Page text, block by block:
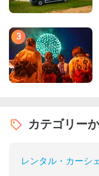
3
カテゴリー
レンタル・カーシ